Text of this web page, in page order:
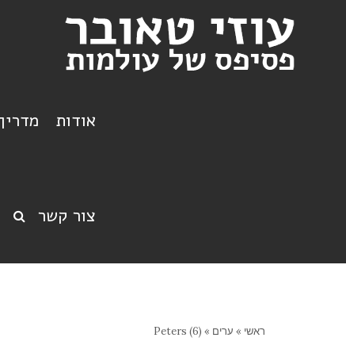
אודות
צור קשר
ראשי » ערים »
Peters (6)